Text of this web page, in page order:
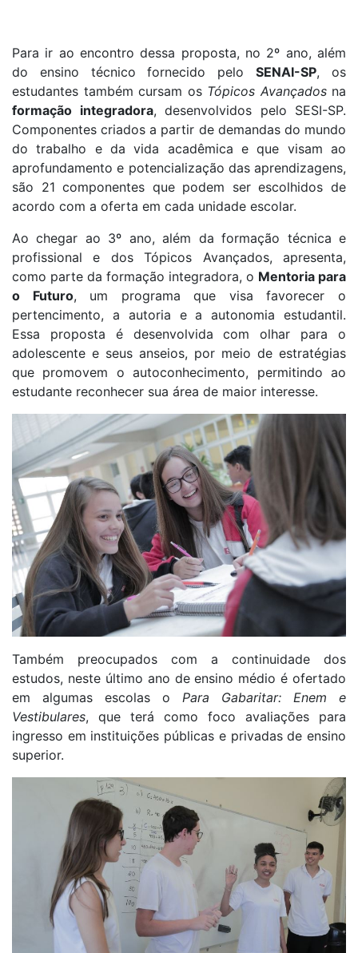
Para ir ao encontro dessa proposta, no 2º ano, além
do ensino técnico fornecido peloSENAI-SP, os
estudantes também cursam os Tópicos Avançadosna
formação integradora, desenvolvidos pelo SESI-SP.
Componentes criados a partir de demandas do mundo
do trabalho e da vida acadêmica e que visam ao
aprofundamento e potencialização das aprendizagens,
são 21 componentes que podem ser escolhidos de
acordo com a oferta em cada unidade escolar.
Ao chegar ao 3º ano, além da formação técnica e
profissional e dos Tópicos Avançados, apresenta,
como parte da formação integradora, o Mentoria para
o Futuro, um programa que visa favorecer o
pertencimento, a autoria e a autonomia estudantil.
Essa proposta é desenvolvida com olhar para o
adolescente e seus anseios, por meio de estratégias
que promovem o autoconhecimento, permitindo ao
estudante reconhecer sua área de maior interesse.
Também preocupados com a continuidade dos
estudos, neste último ano de ensino médio é ofertado
em algumas escolas o Para Gabaritar: Enem e
Vestibulares, que terá como foco avaliações para
ingresso em instituições públicas e privadas de ensino
superior.